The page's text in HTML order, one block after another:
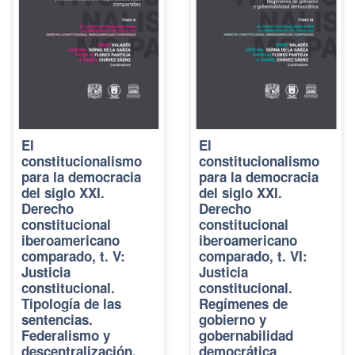
El
constitucionalismo
para la democracia
del siglo XXI.
Derecho
constitucional
iberoamericano
comparado, t. V:
Justicia
constitucional.
Tipología de las
sentencias.
Federalismo y
descentralización.
El
constitucionalismo
para la democracia
del siglo XXI.
Derecho
constitucional
iberoamericano
comparado, t. VI:
Justicia
constitucional.
Regímenes de
gobierno y
gobernabilidad
democrática